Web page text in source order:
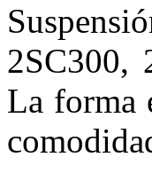
2SC300,
La forma